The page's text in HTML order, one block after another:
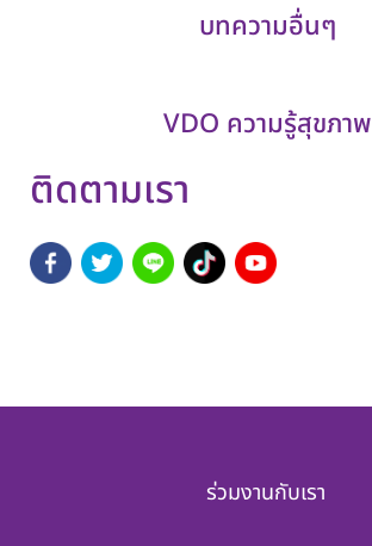
บทความอื่นๆ
VDO ความรู้สุขภาพ
ติดตามเรา
ร่วมงานกับเรา